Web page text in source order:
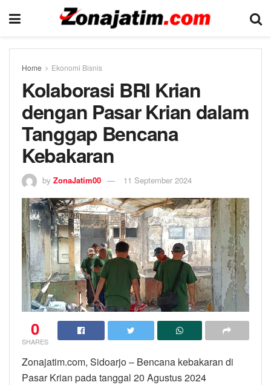
Home Ekonomi Bisnis
Kolaborasi BRI Krian
dengan Pasar Krian dalam
Tanggap Bencana
Kebakaran
by ZonaJatim00 11 September 2024
0
SHARES
Zonajatim.com, Sidoarjo – Bencana kebakaran di
Pasar Krian pada tanggal 20 Agustus 2024